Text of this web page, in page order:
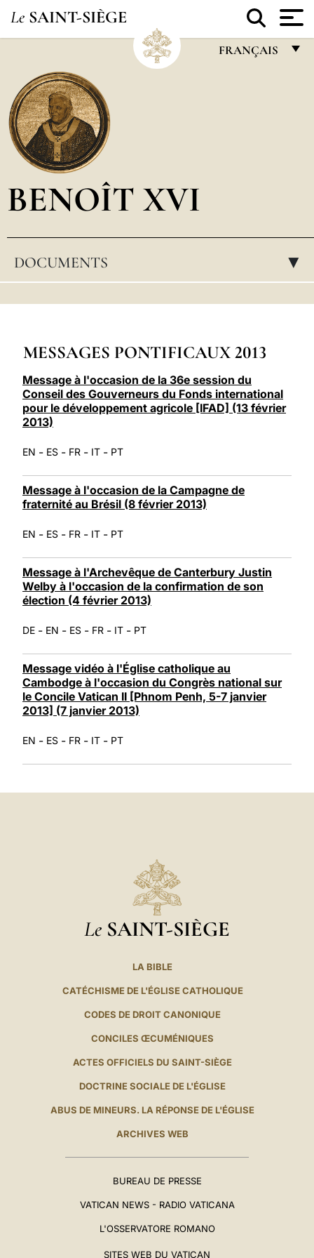
Le SAINT-SIÈGE
FRANÇAIS
POLSKI
BENOÎT XVI
DOCUMENTS ▸
MESSAGES PONTIFICAUX 2013
Message à l'occasion de la 36e session du
Conseil des Gouverneurs du Fonds international
pour le développement agricole [IFAD] (13 février
2013)
EN - ES - FR - IT - PT
Message à l'occasion de la Campagne de
fraternité au Brésil (8 février 2013)
EN - ES - FR - IT - PT
Message à l'Archevêque de Canterbury Justin
Welby à l'occasion de la confirmation de son
élection (4 février 2013)
DE - EN - ES - FR - IT - PT
Message vidéo à l'Église catholique au
Cambodge à l'occasion du Congrès national sur
le Concile Vatican II [Phnom Penh, 5-7 janvier
2013] (7 janvier 2013)
EN - ES - FR - IT - PT
Le SAINT-SIÈGE
LA BIBLE
CATÉCHISME DE L'ÉGLISE CATHOLIQUE
CODES DE DROIT CANONIQUE
CONCILES ŒCUMÉNIQUES
ACTES OFFICIELS DU SAINT-SIÈGE
DOCTRINE SOCIALE DE L'ÉGLISE
ABUS DE MINEURS. LA RÉPONSE DE L'ÉGLISE
ARCHIVES WEB
BUREAU DE PRESSE
VATICAN NEWS - RADIO VATICANA
L'OSSERVATORE ROMANO
SITES WEB DU VATICAN